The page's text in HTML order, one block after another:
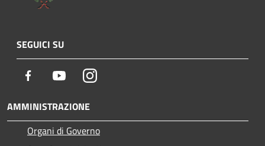
SEGUICI SU
Facebook YoutubeInstagram
AMMINISTRAZIONE
Organi di Governo